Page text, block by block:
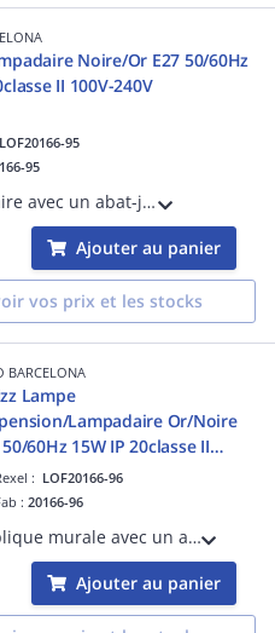
Or E27 50/60Hz
II 100V-240V
LOF20166-95
95
Lampadaire avec un abat-jour en acier Or satiné structure en Acier couleur Noir mat Or satiné E27 source non incluse 50/60Hz 15W IP 20 classeII 100V-240V hauteur: 4200mm longueur:250mm profondeur: 250mm
Ajouter au panier
vos prix et les stocks
BARCELONA
Lampe
Lampadaire Or/Noire
50/60Hz 15W IP 20classe II
: LOF20166-96
: 20166-96
Applique murale avec un abat-jour en acier Noir structure en Acier couleur Noir mat Noir diam.250mm E27 source non incluse 50/60Hz 15W IP 20 classeII 100V-240V hauteur: 500mm longueur:1200mm profondeur: 1200mm
Ajouter au panier